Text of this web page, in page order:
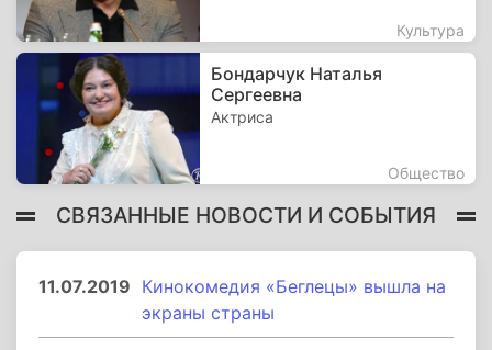
Культура
Бондарчук Наталья
Сергеевна
Актриса
Общество
СВЯЗАННЫЕ НОВОСТИ И СОБЫТИЯ
11.07.2019 Кинокомедия «Беглецы» вышла на
экраны страны